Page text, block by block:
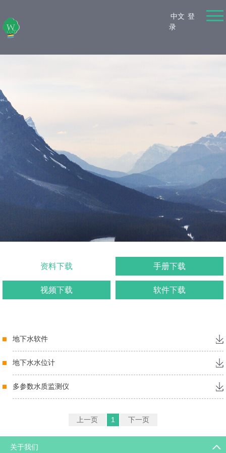
中文 登
录
资料下载 手册下载
视频下载 软件下载
地下水软件
地下水水位计
多参数水质监测仪
上一页 1 下一页
关于我们